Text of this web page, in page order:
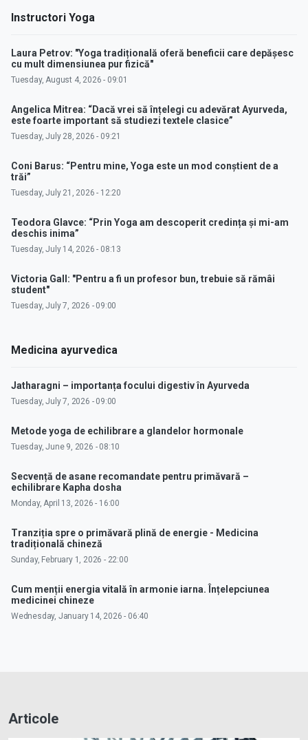
Instructori Yoga
Laura Petrov: "Yoga tradițională oferă beneficii care depășesc
cu mult dimensiunea pur fizică"
Tuesday, August 4, 2026 - 09:01
Angelica Mitrea: “Dacă vrei să înțelegi cu adevărat Ayurveda,
este foarte important să studiezi textele clasice”
Tuesday, July 28, 2026 - 09:21
Coni Barus: “Pentru mine, Yoga este un mod conștient de a
trăi”
Tuesday, July 21, 2026 - 12:20
Teodora Glavce: “Prin Yoga am descoperit credința și mi-am
deschis inima”
Tuesday, July 14, 2026 - 08:13
Victoria Gall: "Pentru a fi un profesor bun, trebuie să rămâi
student"
Tuesday, July 7, 2026 - 09:00
Medicina ayurvedica
Jatharagni – importanța focului digestiv în Ayurveda
Tuesday, July 7, 2026 - 09:00
Metode yoga de echilibrare a glandelor hormonale
Tuesday, June 9, 2026 - 08:10
Secvență de asane recomandate pentru primăvară –
echilibrare Kapha dosha
Monday, April 13, 2026 - 16:00
Tranziția spre o primăvară plină de energie - Medicina
tradițională chineză
Sunday, February 1, 2026 - 22:00
Cum menții energia vitală în armonie iarna. Înțelepciunea
medicinei chineze
Wednesday, January 14, 2026 - 06:40
Articole